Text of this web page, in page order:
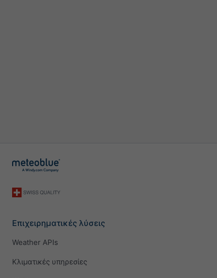
Επιχειρηματικές λύσεις
Weather APIs
Κλιματικές υπηρεσίες